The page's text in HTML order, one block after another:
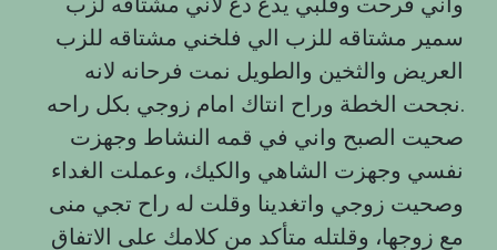
سمير مشتاقه للزب الي فلخني مشتاقه للزب
العريض والثخين والطويل نمت فرحانه لانه
نجحت الخطة وراح انتاك امام زوجي بكل راحه.
صحيت الصبح واني في قمه النشاط وجهزت
نفسي وجهزت الشاهي والكيك، وعملت الغداء
وصحيت زوجي واتغدينا وقلت له راح تجي منى
مع زوجها، وقلتله متأكد من كلامك على الاتفاق